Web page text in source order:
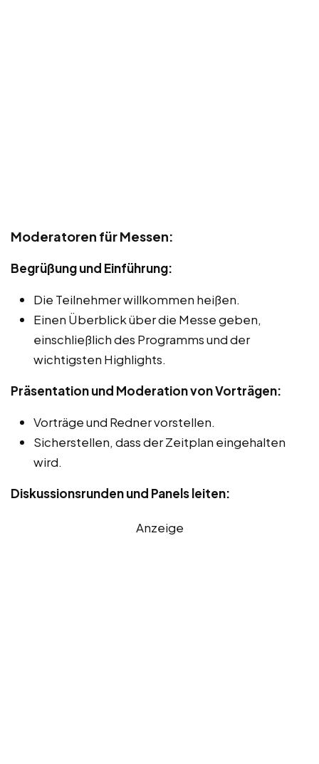
Moderatoren für Messen:
Begrüßung und Einführung:
Die Teilnehmer willkommen heißen.
Einen Überblick über die Messe geben,
einschließlich des Programms und der
wichtigsten Highlights.
Präsentation und Moderation von Vorträgen:
Vorträge und Redner vorstellen.
Sicherstellen, dass der Zeitplan eingehalten
wird.
Diskussionsrunden und Panels leiten:
Anzeige